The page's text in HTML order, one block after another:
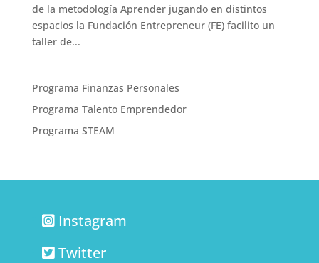
de la metodología Aprender jugando en distintos
espacios la Fundación Entrepreneur (FE) facilito un
taller de...
Programa Finanzas Personales
Programa Talento Emprendedor
Programa STEAM
Instagram
Twitter